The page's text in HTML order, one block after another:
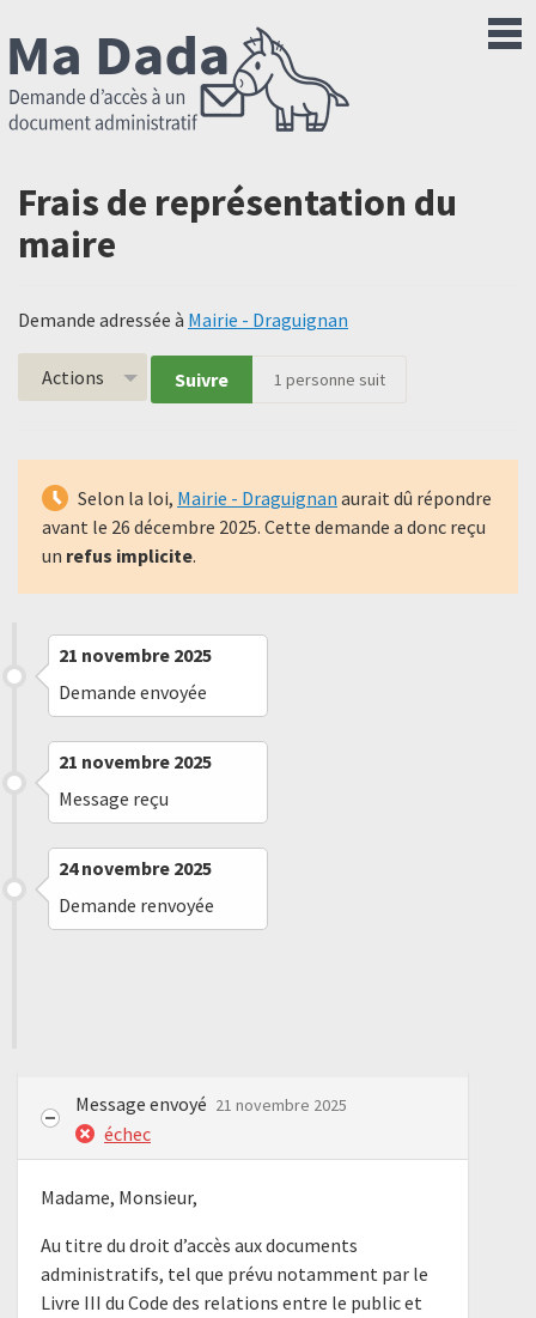
Frais de représentation du
maire
Demande adressée à Mairie - Draguignan
Actions Suivre 1 personne suit
Selon la loi, Mairie - Draguignan aurait dû répondre
avant le 26 décembre 2025. Cette demande a donc reçu
un refus implicite.
21 novembre 2025
Demande envoyée
21 novembre 2025
Message reçu
24 novembre 2025
Demande renvoyée
Message envoyé 21 novembre 2025
échec
Madame, Monsieur,
Au titre du droit d’accès aux documents
administratifs, tel que prévu notamment par le
Livre III du Code des relations entre le public et